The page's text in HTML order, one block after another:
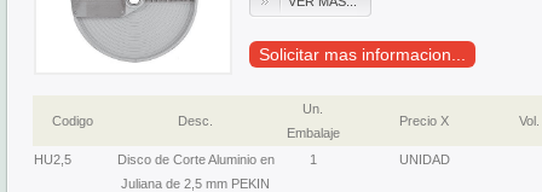
Solicitar mas informacion...
Codigo Desc.
Un.
Embalaje
Precio X Vol.
HU2,5
Disco de Corte Aluminio en
Juliana de 2,5 mm PEKIN
1 UNIDAD